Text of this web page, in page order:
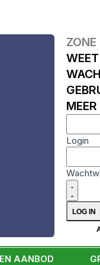
ZONE
MEER
Login
AANBOD